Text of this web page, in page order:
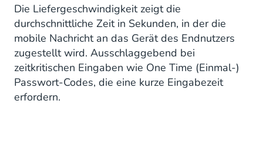
Die Liefergeschwindigkeit zeigt die
durchschnittliche Zeit in Sekunden, in der die
mobile Nachricht an das Gerät des Endnutzers
zugestellt wird. Ausschlaggebend bei
zeitkritischen Eingaben wie One Time (Einmal-)
Passwort-Codes, die eine kurze Eingabezeit
erfordern.